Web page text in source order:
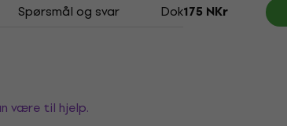
Spørsmål og svar Dokumenter
175 NKr
være til hjelp.